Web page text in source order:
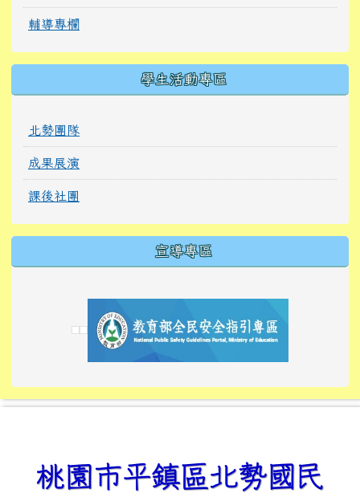
輔導專欄
學生活動專區
北勢團隊
成果展演
課後社團
宣導專區
link to https://
link to https://10000.gov.tw/
link to https://
link to https://10000.gov.tw/
link to https://
link to https://
link to https://i.win.org.tw/
link to https://
link to https://
link to https://
link to https://
桃園市平鎮區北勢國民